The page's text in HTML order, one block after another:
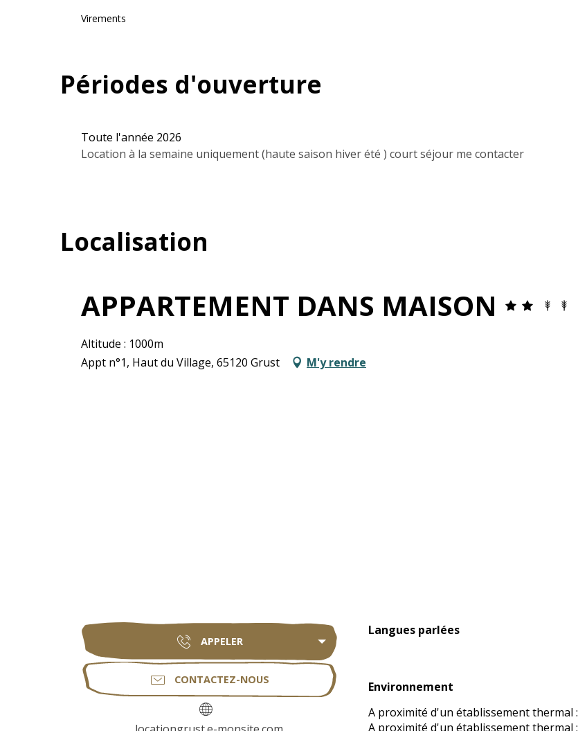
Virements
Périodes d'ouverture
Toute l'année 2026
Location à la semaine uniquement (haute saison hiver été ) court séjour me contacter
Localisation
APPARTEMENT DANS MAISON
Altitude : 1000m
Appt n°1, Haut du Village, 65120 Grust
M'y rendre
APPELER
CONTACTEZ-NOUS
Langues parlées
Langues parlées
Environnement
Environnement
A proximité d'un établissement thermal :
A proximité d'un établissement thermal :